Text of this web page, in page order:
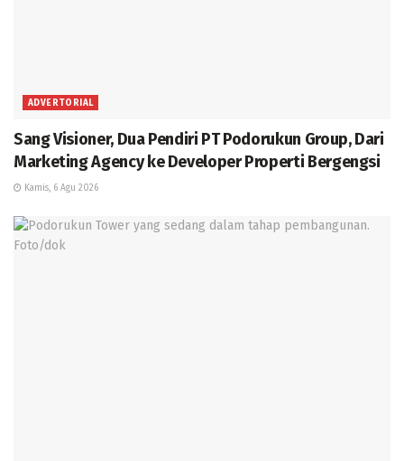
ADVERTORIAL
Sang Visioner, Dua Pendiri PT Podorukun Group, Dari
Marketing Agency ke Developer Properti Bergengsi
Kamis, 6 Agu 2026